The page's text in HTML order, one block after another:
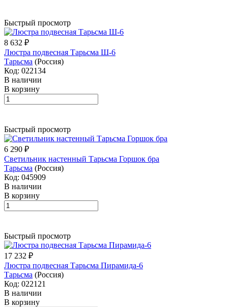
Быстрый просмотр
8 632 ₽
Люстра подвесная Тарьсма Ш-6
Тарьсма (Россия)
Код: 022134
В наличии
В корзину
Быстрый просмотр
6 290 ₽
Светильник настенный Тарьсма Горшок бра
Тарьсма (Россия)
Код: 045909
В наличии
В корзину
Быстрый просмотр
17 232 ₽
Люстра подвесная Тарьсма Пирамида-6
Тарьсма (Россия)
Код: 022121
В наличии
В корзину